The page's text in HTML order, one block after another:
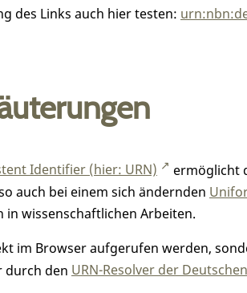
des Links auch hier testen:
Identifier (hier: URN)
ermöglicht
auch bei einem sich ändernden
wissenschaftlichen Arbeiten.
im Browser aufgerufen werden,
durch den URN-Resolver der